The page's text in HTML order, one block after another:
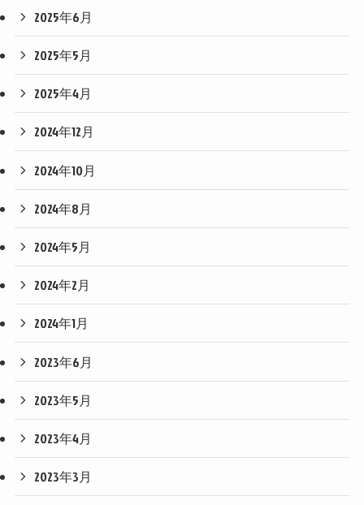
2025年6月
2025年5月
2025年4月
2024年12月
2024年10月
2024年8月
2024年5月
2024年2月
2024年1月
2023年6月
2023年5月
2023年4月
2023年3月